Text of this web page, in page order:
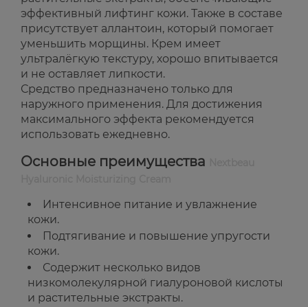
эффективный лифтинг кожи. Также в составе
присутствует аллантоин, который помогает
уменьшить морщины. Крем имеет
ультралёгкую текстуру, хорошо впитывается
и не оставляет липкости.
Средство предназначено только для
наружного применения. Для достижения
максимального эффекта рекомендуется
использовать ежедневно.
Основные преимущества
Интенсивное питание и увлажнение
кожи.
Подтягивание и повышение упругости
кожи.
Содержит несколько видов
низкомолекулярной гиалуроновой кислоты
и растительные экстракты.